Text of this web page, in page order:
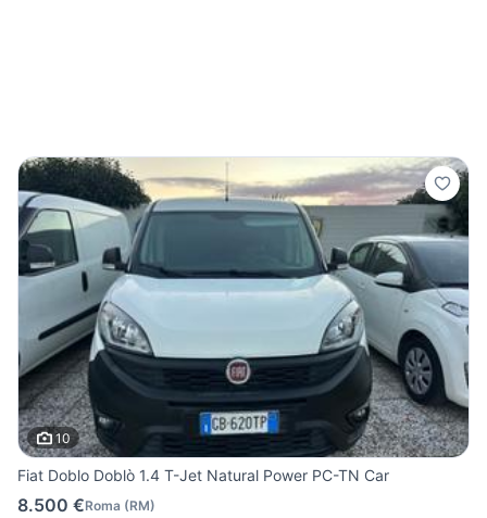
10
Fiat Doblo Doblò 1.4 T-Jet Natural Power PC-TN Car
8.500 €Roma (RM)